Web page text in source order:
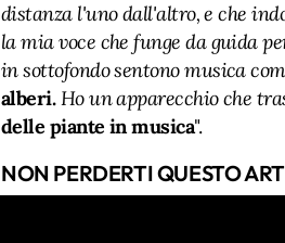
distanza l'uno dall'altro, e che
la mia voce che funge da guida
in sottofondo sentono musica
alberi.Ho un apparecchio che
delle piante in musica".
NON PERDERTI QUESTO